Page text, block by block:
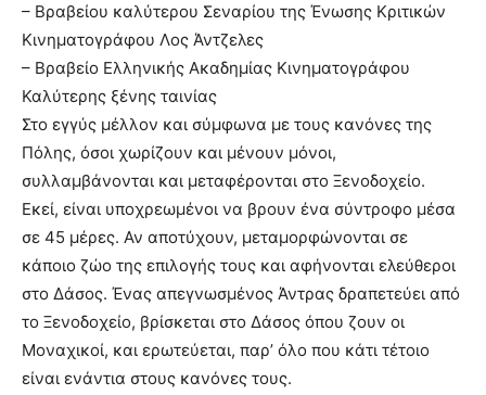
– Βραβείου καλύτερου Σεναρίου της Ένωσης Κριτικών
Κινηματογράφου Λος Άντζελες
– Βραβείο Ελληνικής Ακαδημίας Κινηματογράφου
Καλύτερης ξένης ταινίας
Στο εγγύς μέλλον και σύμφωνα με τους κανόνες της
Πόλης, όσοι χωρίζουν και μένουν μόνοι,
συλλαμβάνονται και μεταφέρονται στο Ξενοδοχείο.
Εκεί, είναι υποχρεωμένοι να βρουν ένα σύντροφο μέσα
σε 45 μέρες. Αν αποτύχουν, μεταμορφώνονται σε
κάποιο ζώο της επιλογής τους και αφήνονται ελεύθεροι
στο Δάσος. Ένας απεγνωσμένος Άντρας δραπετεύει από
το Ξενοδοχείο, βρίσκεται στο Δάσος όπου ζουν οι
Μοναχικοί, και ερωτεύεται, παρ’ όλο που κάτι τέτοιο
είναι ενάντια στους κανόνες τους.